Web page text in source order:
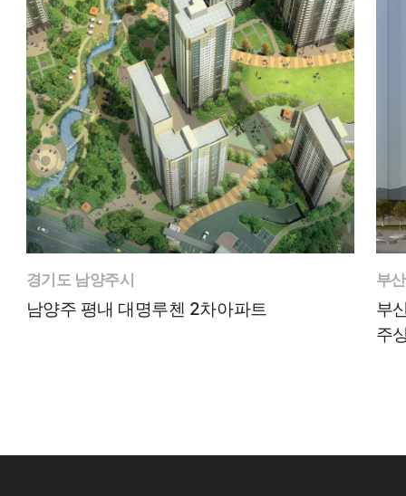
경기도 남양주시
남양주 평내 대명루첸 2차아파트
부
부
주